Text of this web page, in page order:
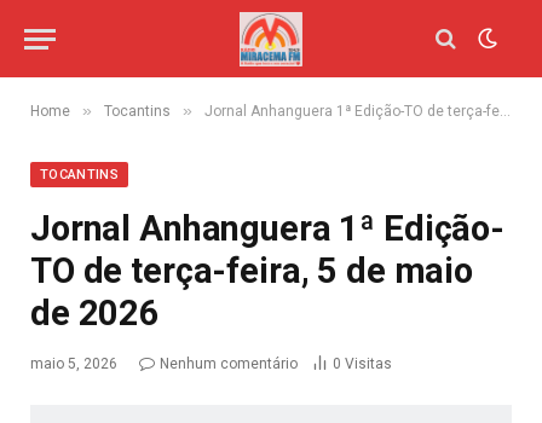
Home » Tocantins » Jornal Anhanguera 1ª Edição-TO de terça-feira, 5 de maio de 2026
TOCANTINS
Jornal Anhanguera 1ª Edição-
TO de terça-feira, 5 de maio
de 2026
maio 5, 2026 Nenhum comentário 0 Visitas